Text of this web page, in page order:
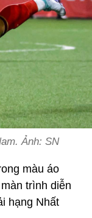
Ảnh: SN
màu áo
trình diễn
hạng Nhất